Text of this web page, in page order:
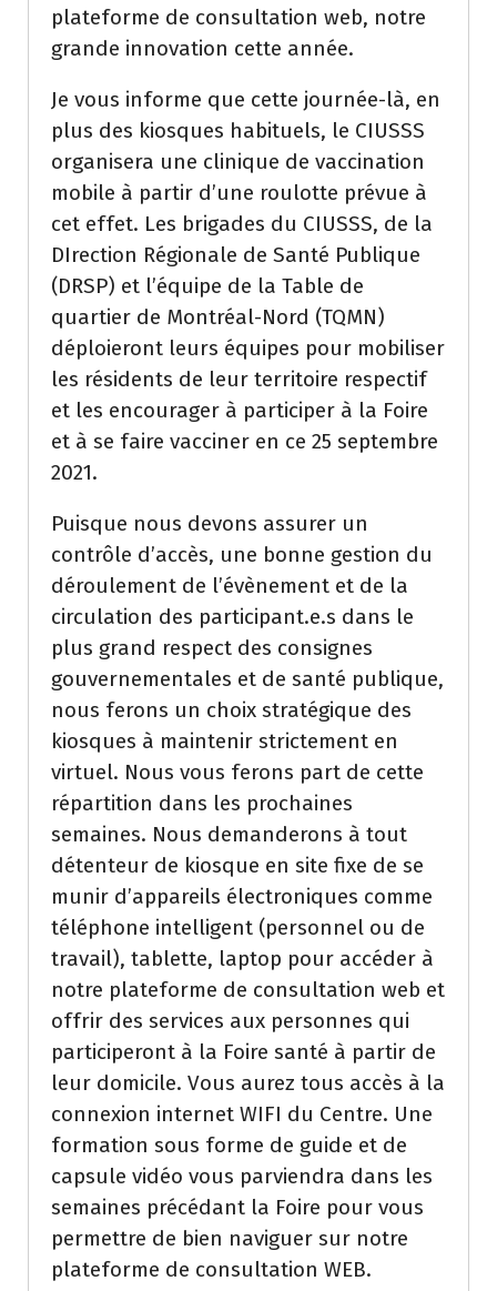
plateforme de consultation web, notre
grande innovation cette année.
Je vous informe que cette journée-là, en
plus des kiosques habituels, le CIUSSS
organisera une clinique de vaccination
mobile à partir d’une roulotte prévue à
cet effet. Les brigades du CIUSSS, de la
DIrection Régionale de Santé Publique
(DRSP) et l’équipe de la Table de
quartier de Montréal-Nord (TQMN)
déploieront leurs équipes pour mobiliser
les résidents de leur territoire respectif
et les encourager à participer à la Foire
et à se faire vacciner en ce 25 septembre
2021.
Puisque nous devons assurer un
contrôle d’accès, une bonne gestion du
déroulement de l’évènement et de la
circulation des participant.e.s dans le
plus grand respect des consignes
gouvernementales et de santé publique,
nous ferons un choix stratégique des
kiosques à maintenir strictement en
virtuel. Nous vous ferons part de cette
répartition dans les prochaines
semaines. Nous demanderons à tout
détenteur de kiosque en site fixe de se
munir d’appareils électroniques comme
téléphone intelligent (personnel ou de
travail), tablette, laptop pour accéder à
notre plateforme de consultation web et
offrir des services aux personnes qui
participeront à la Foire santé à partir de
leur domicile. Vous aurez tous accès à la
connexion internet WIFI du Centre. Une
formation sous forme de guide et de
capsule vidéo vous parviendra dans les
semaines précédant la Foire pour vous
permettre de bien naviguer sur notre
plateforme de consultation WEB.